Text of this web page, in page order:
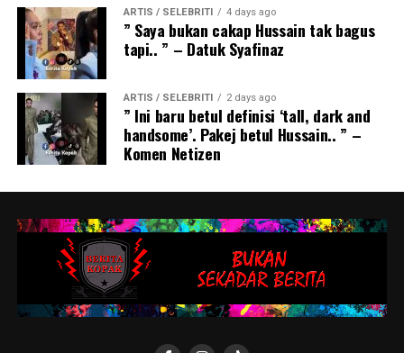
ARTIS / SELEBRITI 4 days ago
” Saya bukan cakap Hussain tak bagus
tapi.. ” – Datuk Syafinaz
ARTIS / SELEBRITI 2 days ago
” Ini baru betul definisi ‘tall, dark and
handsome’. Pakej betul Hussain.. ” –
Komen Netizen